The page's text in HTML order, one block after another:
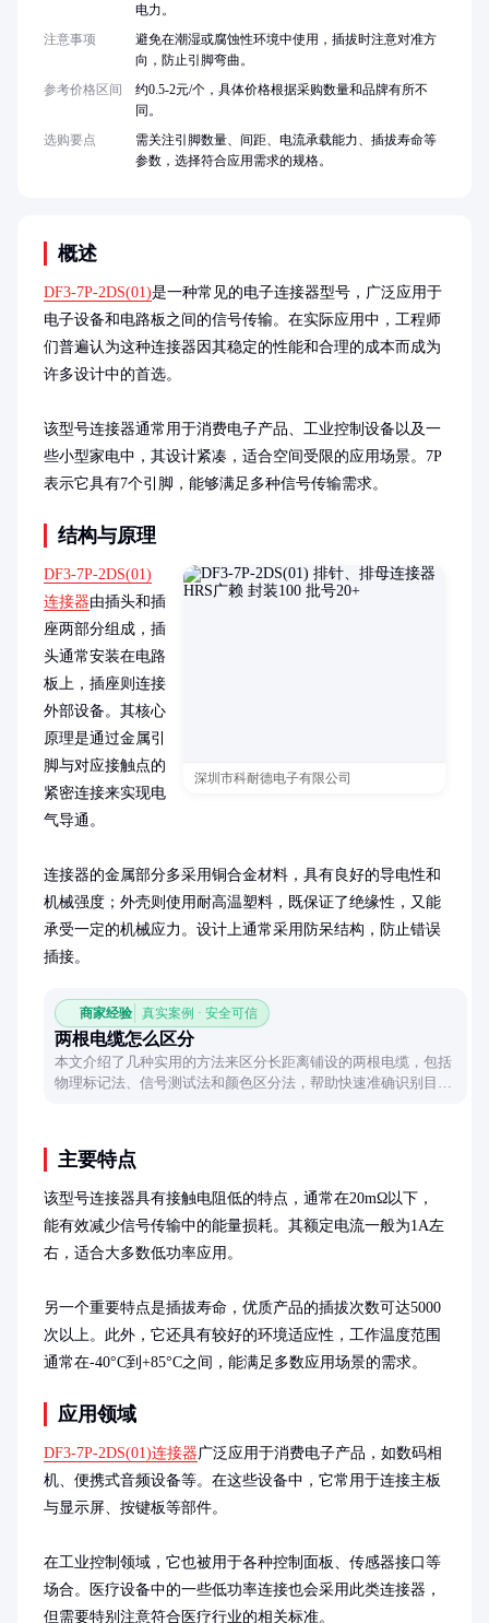
概述
DF3-7P-2DS(01)是一种常见的电子连接器型号，广泛应用于
电子设备和电路板之间的信号传输。在实际应用中，工程师
们普遍认为这种连接器因其稳定的性能和合理的成本而成为
许多设计中的首选。
该型号连接器通常用于消费电子产品、工业控制设备以及一
些小型家电中，其设计紧凑，适合空间受限的应用场景。7P
表示它具有7个引脚，能够满足多种信号传输需求。
结构与原理
深圳市科耐德电子有限公司
DF3-7P-2DS(01)
连接器由插头和插
座两部分组成，插
头通常安装在电路
板上，插座则连接
外部设备。其核心
原理是通过金属引
脚与对应接触点的
紧密连接来实现电
气导通。
连接器的金属部分多采用铜合金材料，具有良好的导电性和
机械强度；外壳则使用耐高温塑料，既保证了绝缘性，又能
承受一定的机械应力。设计上通常采用防呆结构，防止错误
插接。
商家经验 真实案例 · 安全可信
两根电缆怎么区分
本文介绍了几种实用的方法来区分长距离铺设的两根电缆，包括
物理标记法、信号测试法和颜色区分法，帮助快速准确识别目标
主要特点
该型号连接器具有接触电阻低的特点，通常在20mΩ以下，
能有效减少信号传输中的能量损耗。其额定电流一般为1A左
右，适合大多数低功率应用。
另一个重要特点是插拔寿命，优质产品的插拔次数可达5000
次以上。此外，它还具有较好的环境适应性，工作温度范围
通常在-40°C到+85°C之间，能满足多数应用场景的需求。
应用领域
DF3-7P-2DS(01)连接器 广泛应用于消费电子产品，如数码相
机、便携式音频设备等。在这些设备中，它常用于连接主板
与显示屏、按键板等部件。
在工业控制领域，它也被用于各种控制面板、传感器接口等
场合。医疗设备中的一些低功率连接也会采用此类连接器，
但需要特别注意符合医疗行业的相关标准。
电力。
注意事项
避免在潮湿或腐蚀性环境中使用，插拔时注意对准方
向，防止引脚弯曲。
参考价格区间
约0.5-2元/个，具体价格根据采购数量和品牌有所不
同。
选购要点
需关注引脚数量、间距、电流承载能力、插拔寿命等
参数，选择符合应用需求的规格。